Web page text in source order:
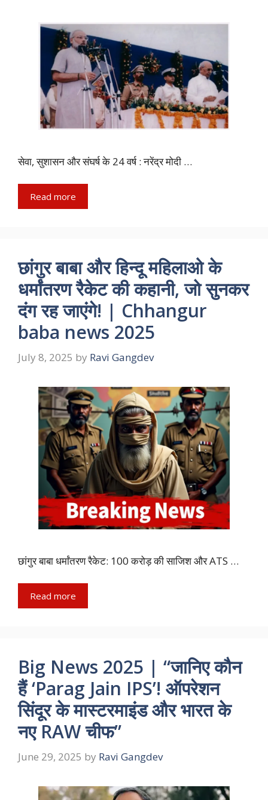
सेवा, सुशासन और संघर्ष के 24 वर्ष : नरेंद्र मोदी …
Read more
छांगुर बाबा और हिन्दू महिलाओ के
धर्मांतरण रैकेट की कहानी, जो सुनकर
दंग रह जाएंगे! | Chhangur
baba news 2025
July 8, 2025 by Ravi Gangdev
छांगुर बाबा धर्मांतरण रैकेट: 100 करोड़ की साजिश और ATS …
Read more
Big News 2025 | “जानिए कौन
हैं ‘Parag Jain IPS’! ऑपरेशन
सिंदूर के मास्टरमाइंड और भारत के
नए RAW चीफ”
June 29, 2025 by Ravi Gangdev